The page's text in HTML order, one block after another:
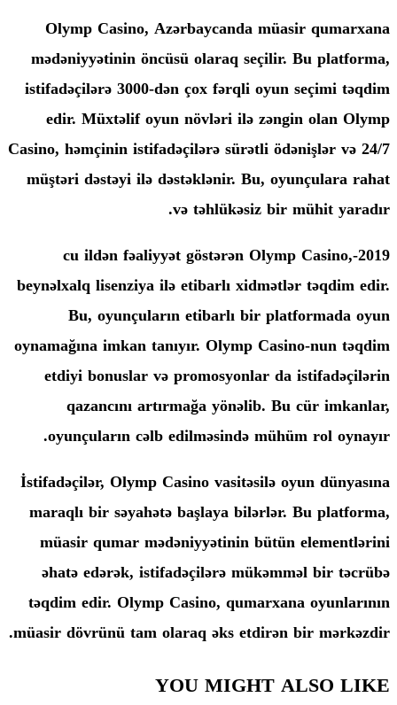
Olymp Casino, Azərbaycanda
mədəniyyətinin öncüsü olaraq
istifadəçilərə 3000-dən çox fərqli
edir. Müxtəlif oyun növləri ilə
Casino, həmçinin istifadəçilərə sürətli
müştəri dəstəyi ilə dəstəklənir. Bu,
və təhlükəsiz
2019-cu ildən fəaliyyət göstərən
beynəlxalq lisenziya ilə etibarlı
Bu, oyunçuların etibarlı bir
oynamağına imkan tanıyır. Olymp
etdiyi bonuslar və promosyonlar
qazancını artırmağa yönəlib.
oyunçuların cəlb edilməsində
İstifadəçilər, Olymp Casino vasitəsilə
maraqlı bir səyahətə başlaya
müasir qumar mədəniyyətinin
əhatə edərək, istifadəçilərə
təqdim edir. Olymp Casino,
müasir dövrünü tam olaraq əks
YOU MIGHT